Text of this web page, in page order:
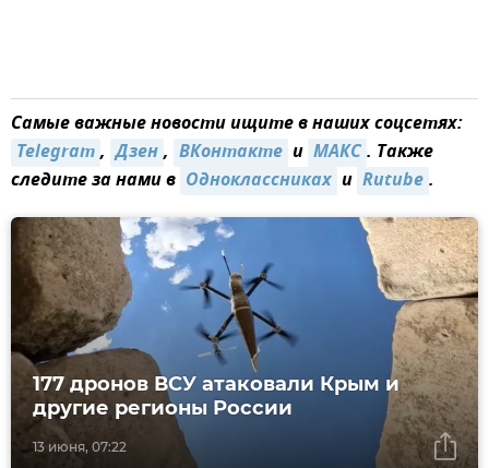
Самые важные новости ищите в наших соцсетях:
Telegram, Дзен, ВКонтакте и MAКС. Также
следите за нами в Одноклассниках и Rutube.
13 июня, 07:22
177 дронов ВСУ атаковали Крым и
другие регионы России